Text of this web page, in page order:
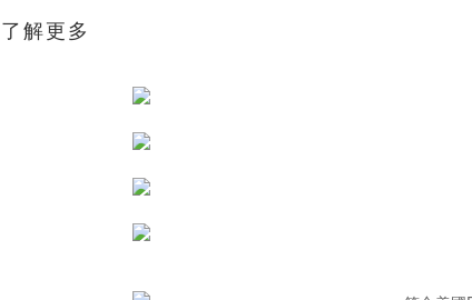
了解更多